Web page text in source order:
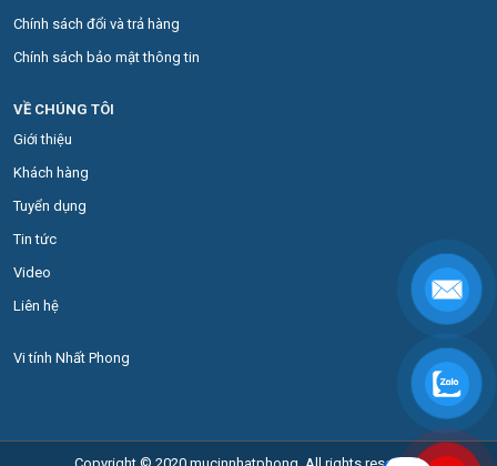
Chính sách đổi và trả hàng
Chính sách bảo mật thông tin
VỀ CHÚNG TÔI
Giới thiệu
Khách hàng
Tuyển dụng
Tin tức
Video
Liên hệ
Vi tính Nhất Phong